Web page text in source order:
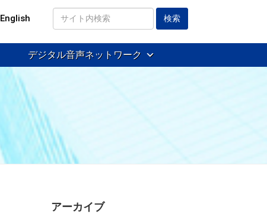
English
サ
イ
ト
デジタル音声ネットワーク
アーカイブ